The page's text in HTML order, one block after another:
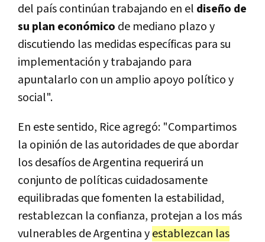
del país continúan trabajando en el diseño de
su plan económico de mediano plazo y
discutiendo las medidas específicas para su
implementación y trabajando para
apuntalarlo con un amplio apoyo político y
social".
En este sentido, Rice agregó: "Compartimos
la opinión de las autoridades de que abordar
los desafíos de Argentina requerirá un
conjunto de políticas cuidadosamente
equilibradas que fomenten la estabilidad,
restablezcan la confianza, protejan a los más
vulnerables de Argentina yestablezcan las